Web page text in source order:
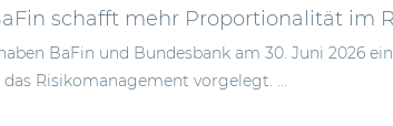
schafft mehr Proportionalität im
BaFin und Bundesbank am 30. Juni 2026
Risikomanagement vorgelegt. ...